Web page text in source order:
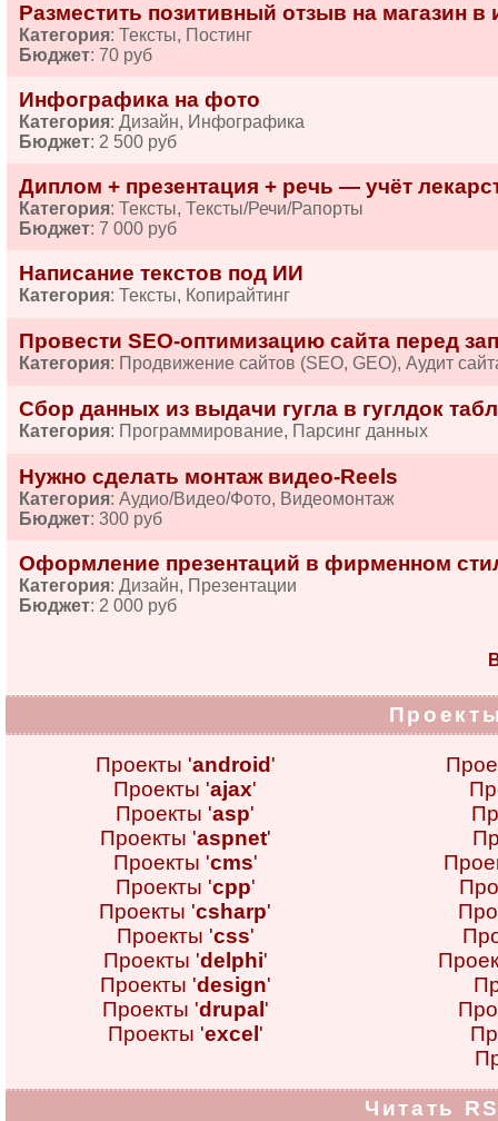
Разместить позитивный отзыв на магазин в
Категория: Тексты, Постинг
Бюджет: 70 руб
Инфографика на фото
Категория: Дизайн, Инфографика
Бюджет: 2 500 руб
Диплом + презентация + речь — учёт
Категория: Тексты, Тексты/Речи/Рапорты
Бюджет: 7 000 руб
Написание текстов под ИИ
Категория: Тексты, Копирайтинг
Провести SEO-оптимизацию сайта перед
Категория: Продвижение сайтов (SEO, GEO), Аудит
Сбор данных из выдачи гугла в гуглдок
Категория: Программирование, Парсинг данных
Нужно сделать монтаж видео-Reels
Категория: Аудио/Видео/Фото, Видеомонтаж
Бюджет: 300 руб
Оформление презентаций в фирменном
Категория: Дизайн, Презентации
Бюджет: 2 000 руб
Проекты 'android '
Проекты 'ajax'
Проекты 'asp'
Проекты 'aspnet'
Проекты 'cms'
Проекты 'cpp'
Проекты 'csharp'
Проекты 'css'
Проекты 'delphi'
Проекты 'design'
Проекты 'drupal '
Проекты 'excel '
Читать